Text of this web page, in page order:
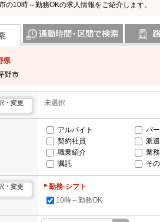
の10時～勤務OKの求人情報をご紹介します。
県
野市
・変更 未選択
アルバイト パ
契約社員
派
職業紹介
業
嘱託
そ
・変更
勤務-シフト
10時～勤務OK